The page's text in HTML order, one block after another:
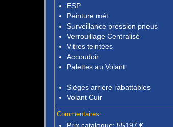
ESP
Peinture mét
Surveillance pression pneus
Verrouillage Centralisé
Vitres teintées
Accoudoir
Palettes au Volant
Sièges arriere rabattables
Volant Cuir
Commentaires: